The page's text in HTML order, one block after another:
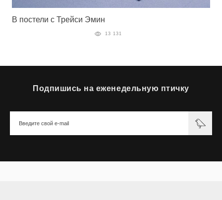
В постели с Трейси Эмин
13 131
Подпишись на еженедельную птичку